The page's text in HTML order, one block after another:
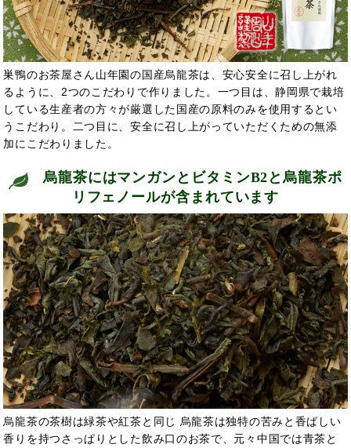
巣鴨のお茶屋さん山年園の国産烏龍茶は、安心安全に召し上がれ
るように、2つのこだわりで作りました。一つ目は、静岡県で栽培
している生産者の方々が厳選した国産の原料のみを使用するとい
うこだわり。二つ目に、安全に召し上がっていただくための無添
加にこだわりました。
烏龍茶にはマンガンとビタミンB2と烏龍茶ポ
リフェノールが含まれています
烏龍茶の茶樹は緑茶や紅茶と同じ 烏龍茶は独特の苦みと香ばしい
香りを持つさっぱりとした飲み口のお茶で、元々中国では青茶と